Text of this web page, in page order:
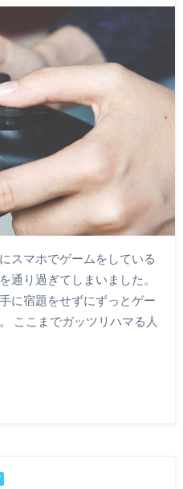
スマホでゲームをしている
通り過ぎてしまいました。
に宿題をせずにずっとゲー
ここまでガッツリハマる人